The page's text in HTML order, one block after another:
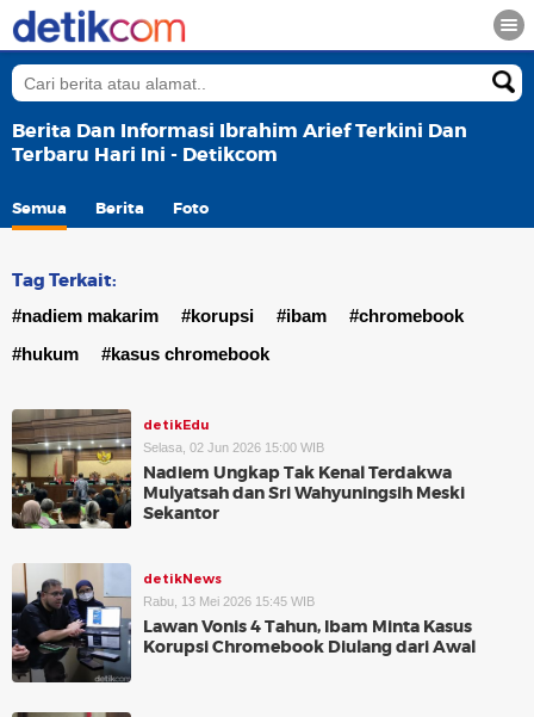
Berita Dan Informasi Ibrahim Arief Terkini Dan
Terbaru Hari Ini - Detikcom
Semua Berita Foto
Tag Terkait:
#nadiem makarim #korupsi #ibam
#chromebook
#hukum
#kasus chromebook
detikEdu
Selasa, 02 Jun 2026 15:00 WIB
Nadiem Ungkap Tak Kenal Terdakwa
Mulyatsah dan Sri Wahyuningsih Meski
Sekantor
detikNews
Rabu, 13 Mei 2026 15:45 WIB
Lawan Vonis 4 Tahun, Ibam Minta Kasus
Korupsi Chromebook Diulang dari Awal